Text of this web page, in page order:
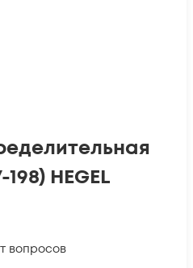
HEGEL
вопросов